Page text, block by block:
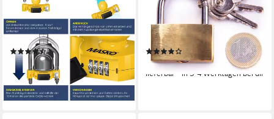
Anhängerschloss
Zahlenschloss mit 4-stelligen
(4)
21,80 €
lieferbar - in 4-5 Werktagen bei dir
40mm Bügelschloss, mit drei
Schlüsseln, verchromte Bügel
6mm
4,99 €
lieferbar - in 3-4 Werktagen bei dir